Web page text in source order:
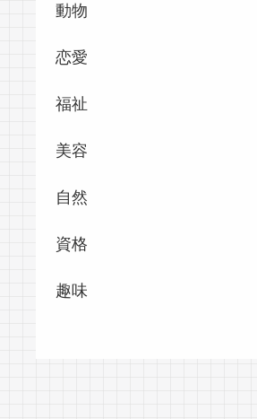
動物
恋愛
福祉
美容
自然
資格
趣味